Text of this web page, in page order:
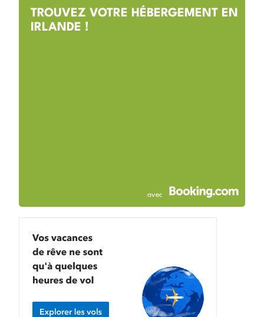
TROUVEZ VOTRE HÉBERGEMENT EN
IRLANDE !
avec